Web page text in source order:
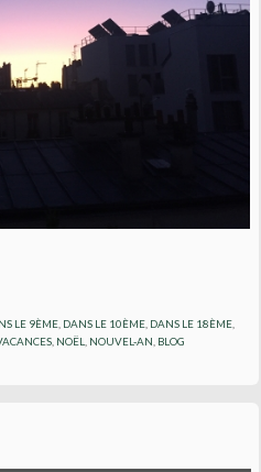
LE 9ÈME, DANS LE 10ÈME, DANS LE 18ÈME,
NOËL NOUVEL-AN BLOG